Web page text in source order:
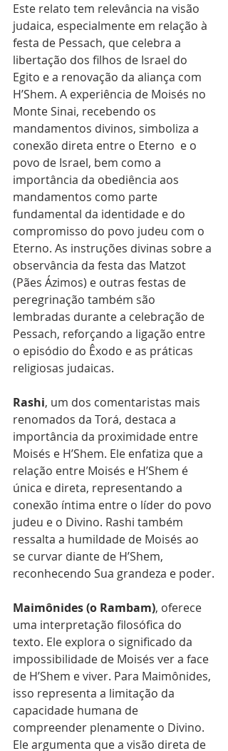
Este relato tem relevância na visão
judaica, especialmente em relação à
festa de Pessach, que celebra a
libertação dos filhos de Israel do
Egito e a renovação da aliança com
H’Shem. A experiência de Moisés no
Monte Sinai, recebendo os
mandamentos divinos, simboliza a
conexão direta entre o Eterno  e o
povo de Israel, bem como a
importância da obediência aos
mandamentos como parte
fundamental da identidade e do
compromisso do povo judeu com o
Eterno. As instruções divinas sobre a
observância da festa das Matzot
(Pães Ázimos) e outras festas de
peregrinação também são
lembradas durante a celebração de
Pessach, reforçando a ligação entre
o episódio do Êxodo e as práticas
religiosas judaicas.
Rashi, um dos comentaristas mais
renomados da Torá, destaca a
importância da proximidade entre
Moisés e H’Shem. Ele enfatiza que a
relação entre Moisés e H’Shem é
única e direta, representando a
conexão íntima entre o líder do povo
judeu e o Divino. Rashi também
ressalta a humildade de Moisés ao
se curvar diante de H’Shem,
reconhecendo Sua grandeza e poder.
Maimônides (o Rambam), oferece
uma interpretação filosófica do
texto. Ele explora o significado da
impossibilidade de Moisés ver a face
de H’Shem e viver. Para Maimônides,
isso representa a limitação da
capacidade humana de
compreender plenamente o Divino.
Ele argumenta que a visão direta de